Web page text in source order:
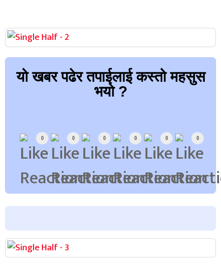
यो खबर पढेर तपाईलाई कस्तो महसुस
भयो ?
0 0 0 0 0 0